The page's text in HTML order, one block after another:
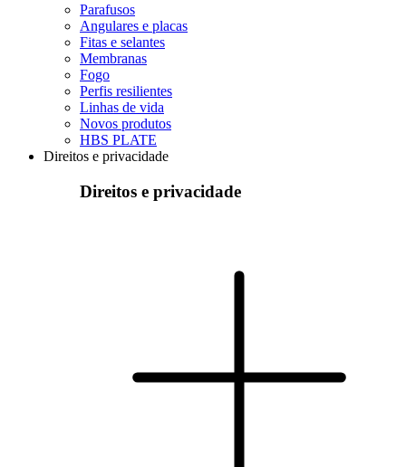
Parafusos
Angulares e placas
Fitas e selantes
Membranas
Fogo
Perfis resilientes
Linhas de vida
Novos produtos
HBS PLATE
Direitos e privacidade
Direitos e privacidade